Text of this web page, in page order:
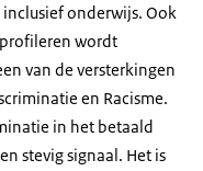
onderwijs. Ook
wordt
van de versterkingen
en Racisme.
in het betaald
stevig signaal. Het is